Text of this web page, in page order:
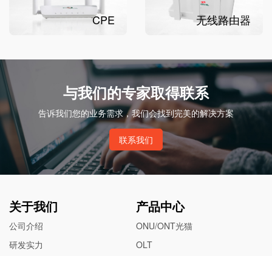
CPE 无线路由器
与我们的专家取得联系
告诉我们您的业务需求，我们会找到完美的解决方案
联系我们
关于我们
公司介绍
研发实力
产品中心
ONU/ONT光猫
OLT